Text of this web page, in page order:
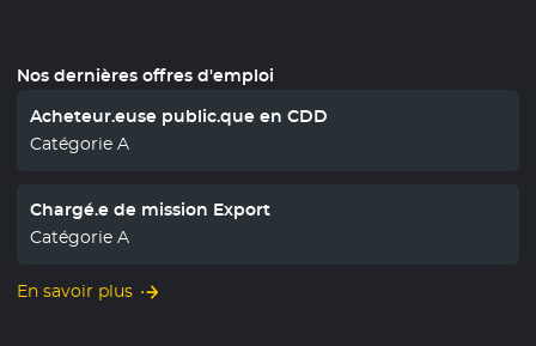
Nos dernières offres d'emploi
Acheteur.euse public.que en CDD
Catégorie A
Chargé.e de mission Export
Catégorie A
En savoir plus